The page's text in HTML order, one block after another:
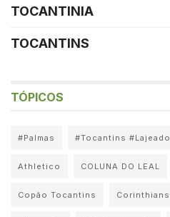
TOCANTINIA
TOCANTINS
TÓPICOS
#Palmas #Tocantins #Lajeado
Athletico COLUNA DO LEAL
Copão Tocantins Corinthians